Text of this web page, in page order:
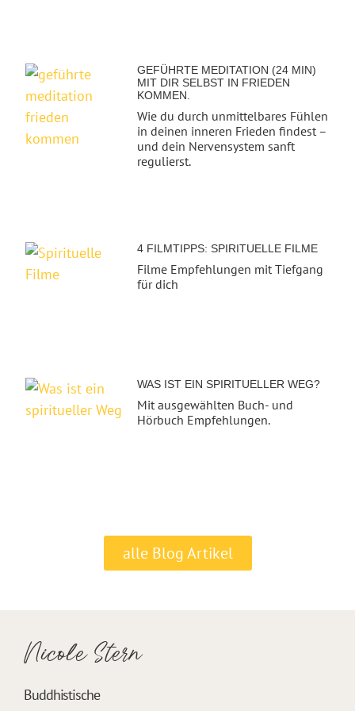
GEFÜHRTE MEDITATION (24 MIN)
MIT DIR SELBST IN FRIEDEN
KOMMEN.
Wie du durch unmittelbares Fühlen
in deinen inneren Frieden findest –
und dein Nervensystem sanft
regulierst.
4 FILMTIPPS: SPIRITUELLE FILME
Filme Empfehlungen mit Tiefgang
für dich
WAS IST EIN SPIRITUELLER WEG?
Mit ausgewählten Buch- und
Hörbuch Empfehlungen.
alle Blog Artikel
Nicole Stern
Buddhistische